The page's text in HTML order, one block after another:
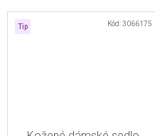
Tip Kód:3066175